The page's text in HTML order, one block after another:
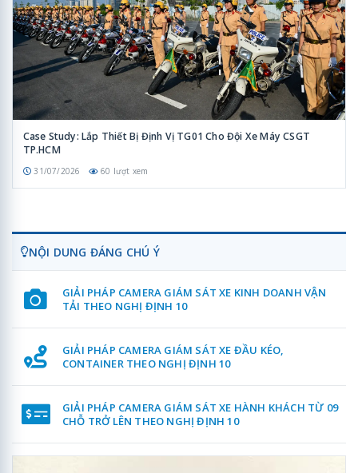
Case Study: Lắp Thiết Bị Định Vị TG01 Cho Đội Xe Máy CSGT
TP.HCM
31/07/2026 60 lượt xem
NỘI DUNG ĐÁNG CHÚ Ý
GIẢI PHÁP CAMERA GIÁM SÁT XE KINH DOANH VẬN
TẢI THEO NGHỊ ĐỊNH 10
GIẢI PHÁP CAMERA GIÁM SÁT XE ĐẦU KÉO,
CONTAINER THEO NGHỊ ĐỊNH 10
GIẢI PHÁP CAMERA GIÁM SÁT XE HÀNH KHÁCH TỪ 09
CHỖ TRỞ LÊN THEO NGHỊ ĐỊNH 10